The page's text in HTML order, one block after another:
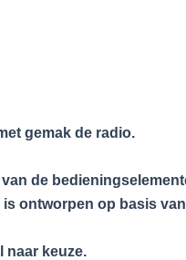
gemak de radio.
de
ontworpen op basis
naar keuze.